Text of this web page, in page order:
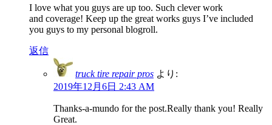
I love what you guys are up too. Such clever work
and coverage! Keep up the great works guys I’ve included
you guys to my personal blogroll.
返信
truck tire repair pros より:
2019年12月6日 2:43 AM
Thanks-a-mundo for the post.Really thank you! Really
Great.